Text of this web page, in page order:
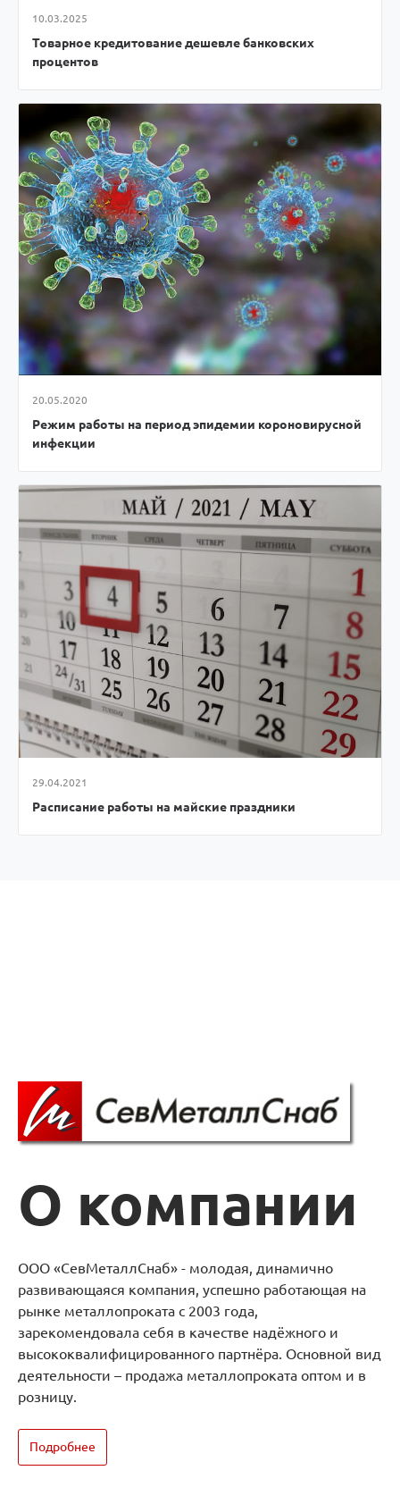
10.03.2025
Товарное кредитование дешевле банковских
процентов
20.05.2020
Режим работы на период эпидемии короновирусной
инфекции
29.04.2021
Расписание работы на майские праздники
О компании
ООО «СевМеталлСнаб» - молодая, динамично
развивающаяся компания, успешно работающая на
рынке металлопроката с 2003 года,
зарекомендовала себя в качестве надёжного и
высококвалифицированного партнёра. Основной вид
деятельности – продажа металлопроката оптом и в
розницу.
Подробнее